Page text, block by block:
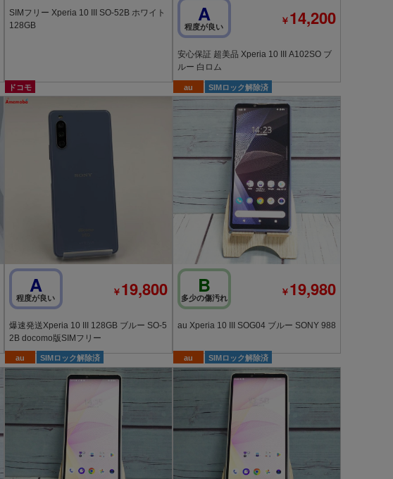
SIMフリー Xperia 10 III SO-52B ホワイト
128GB
A
程度が良い ￥14,200
安心保証 超美品 Xperia 10 III A102SO ブ
ルー 白ロム
ドコモ
A
程度が良い ￥19,800
爆速発送Xperia 10 III 128GB ブルー SO-5
2B docomo版SIMフリー
au SIMロック解除済
B
多少の傷汚れ ￥19,980
au Xperia 10 III SOG04 ブルー SONY 988
au SIMロック解除済 au SIMロック解除済